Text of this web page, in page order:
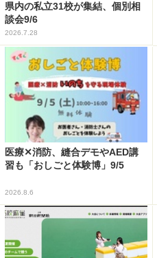
県内の私立31校が集結、個別相
談会9/6
2026.7.28
医療✕消防、縫合デモやAED講
習も「おしごと体験博」9/5
2026.8.6